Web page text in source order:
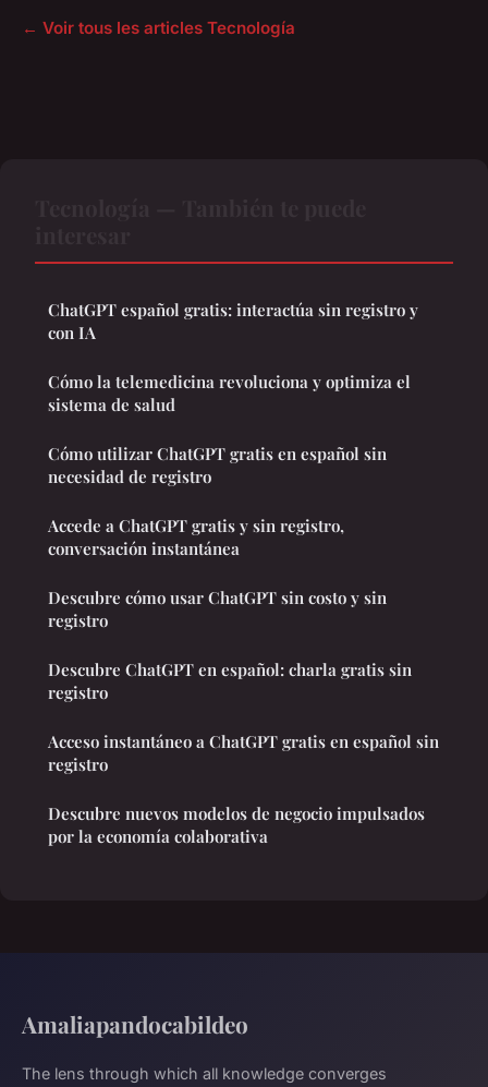
← Voir tous les articles Tecnología
ChatGPT español gratis: interactúa sin registro y
con IA
Cómo la telemedicina revoluciona y optimiza el
sistema de salud
Cómo utilizar ChatGPT gratis en español sin
necesidad de registro
Accede a ChatGPT gratis y sin registro,
conversación instantánea
Descubre cómo usar ChatGPT sin costo y sin
registro
Descubre ChatGPT en español: charla gratis sin
registro
Acceso instantáneo a ChatGPT gratis en español sin
registro
Descubre nuevos modelos de negocio impulsados
por la economía colaborativa
Amaliapandocabildeo
The lens through which all knowledge converges